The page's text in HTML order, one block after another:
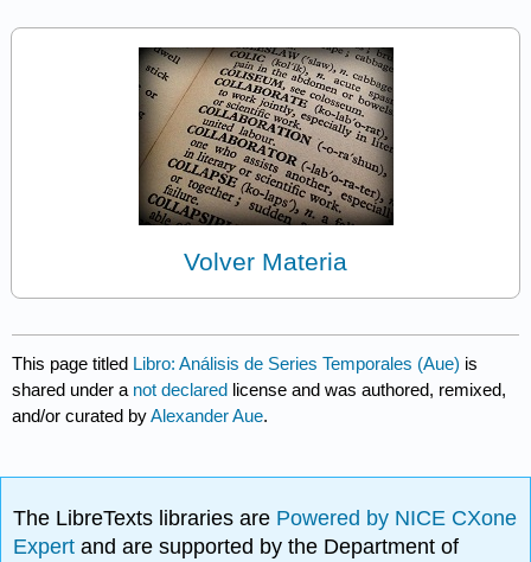
Volver Materia
This page titled Libro: Análisis de Series Temporales (Aue) is
shared under a not declared license and was authored, remixed,
and/or curated byAlexander Aue.
The LibreTexts libraries are Powered by NICE CXone
Expertand are supported by the Department of